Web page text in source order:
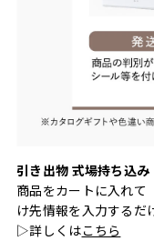
引き出物 式場持ち込み
商品をカートに入れて
け先情報を入力するだ
▷詳しくはこちら